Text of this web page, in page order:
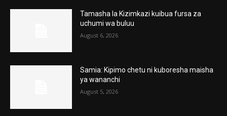
Tamasha la Kizimkazi kuibua fursa za
uchumi wa buluu
August 6, 2026
Samia: Kipimo chetu ni kuboresha maisha
ya wananchi
August 5, 2026